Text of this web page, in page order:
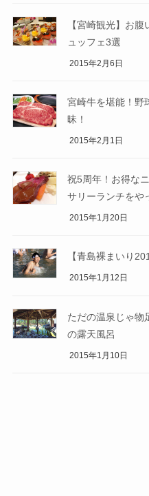
【宮崎観光】お
ュッフェ3選
2015年2月6日
宮崎牛を堪能！野
昧！
2015年2月1日
祝5周年！お得な
サリーランチをや
2015年1月20日
【青島裸まいり
2015年1月12日
ただの温泉じゃ物
の露天風呂
2015年1月10日